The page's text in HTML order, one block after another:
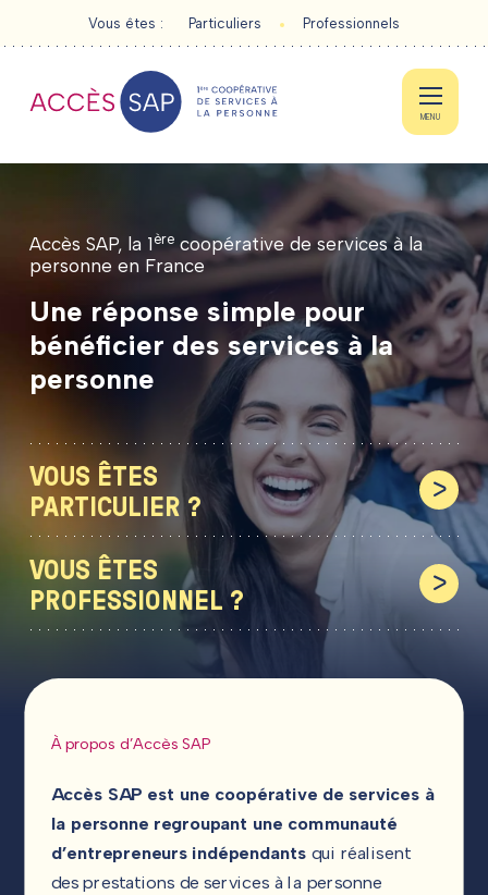
Vous êtes : Particuliers Professionnels
MENU
PARTICULIERS
PROFESSIONNELS
ACTUALITÉS
CONTACT
Accès SAP, la 1 ère coopérative de services à la
personne en France
Une réponse simple pour
bénéficier des services à la
personne
VOUS ÊTES
PARTICULIER ?
VOUS ÊTES
PROFESSIONNEL ?
À propos d’Accès SAP
Accès SAP est une coopérative de services à
la personne regroupant une communauté
d’entrepreneurs indépendants qui réalisent
des prestations de services à la personne